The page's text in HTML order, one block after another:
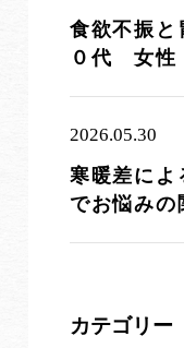
食欲不振と
０代 女性
2026.05.30
寒暖差によ
でお悩みの
カテゴリー